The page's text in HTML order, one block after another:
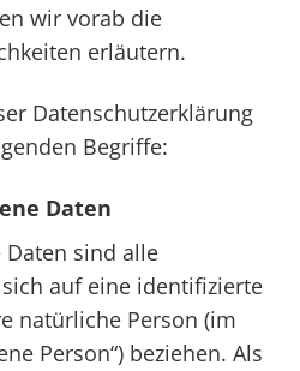
wir vorab die
erläutern.
Datenschutzerklärung
Begriffe:
Daten
Daten sind alle
auf eine identifizierte
natürliche Person (im
Person“) beziehen. Als